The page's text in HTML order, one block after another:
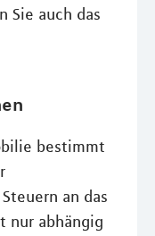
Sie auch das
bestimmt
an das
nur abhängig